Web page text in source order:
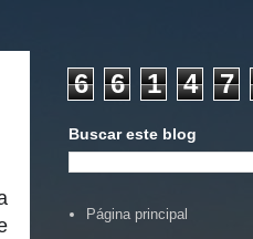
6 6 1 4 7
Buscar este blog
Página principal